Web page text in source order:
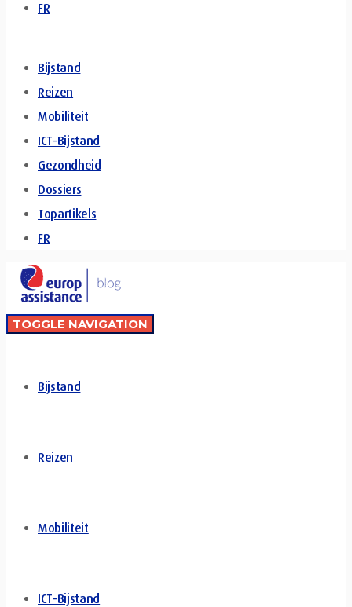
FR
Bijstand
Reizen
Mobiliteit
ICT-Bijstand
Gezondheid
Dossiers
Topartikels
FR
TOGGLE NAVIGATION
Bijstand
Reizen
Mobiliteit
ICT-Bijstand